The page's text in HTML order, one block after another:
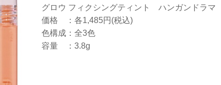
グロウ フィクシングティント ハンガンドラマ
価格 ：各1,485円(税込)
色構成：全3色
容量 ：3.8g